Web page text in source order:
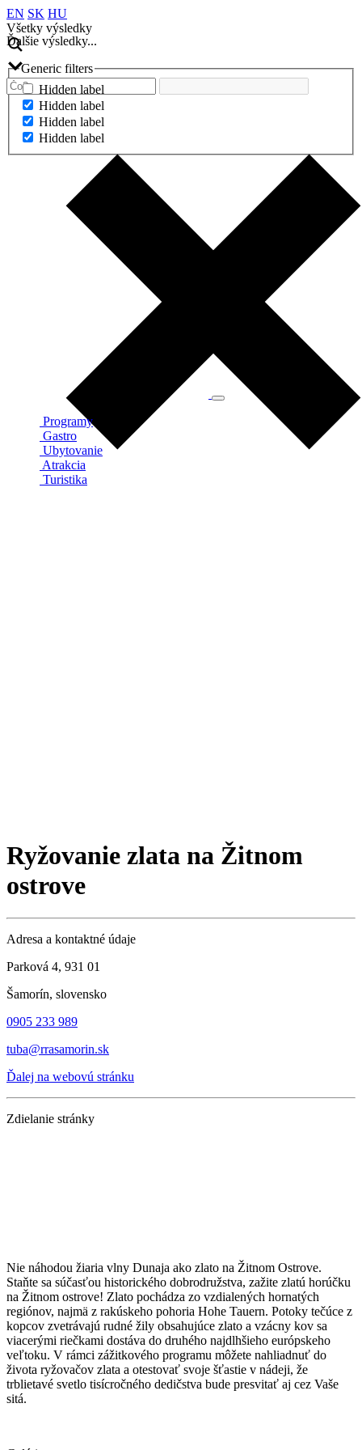
EN SK HU
Všetky výsledky
Ďalšie výsledky...
Generic filters
Hidden label
Hidden label
Hidden label
Hidden label
Ďalšie výsledky...
Programy
Gastro
Ubytovanie
Atrakcia
Turistika
Ryžovanie zlata na Žitnom
ostrove
Adresa a kontaktné údaje
Parková 4, 931 01
Šamorín, slovensko
0905 233 989
tuba@rrasamorin.sk
Ďalej na webovú stránku
Zdielanie stránky
Nie náhodou žiaria vlny Dunaja ako zlato na Žitnom Ostrove.
Staňte sa súčasťou historického dobrodružstva, zažite zlatú horúčku
na Žitnom ostrove! Zlato pochádza zo vzdialených hornatých
regiónov, najmä z rakúskeho pohoria Hohe Tauern. Potoky tečúce z
kopcov zvetrávajú rudné žily obsahujúce zlato a vzácny kov sa
viacerými riečkami dostáva do druhého najdlhšieho európskeho
veľtoku. V rámci zážitkového programu môžete nahliadnuť do
života ryžovačov zlata a otestovať svoje šťastie v nádeji, že
trblietavé svetlo tisícročného dedičstva bude presvitať aj cez Vaše
sitá.